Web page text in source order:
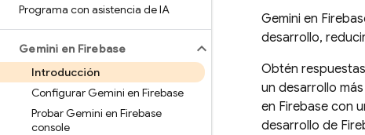
Programa con asistencia de IA
Gemini en Firebase
Introducción
Configurar Gemini en Firebase
Probar Gemini en Firebase
console
Gemini en
desarrollo,
Obtén
un desarrollo
en Firebase con
desarrollo de